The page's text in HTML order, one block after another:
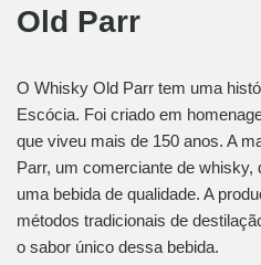
Old Parr
O Whisky Old Parr tem uma
Escócia. Foi criado em
que viveu mais de 150 anos. A
Parr, um comerciante de whisky,
uma bebida de qualidade. A
métodos tradicionais de
o sabor único dessa bebida.